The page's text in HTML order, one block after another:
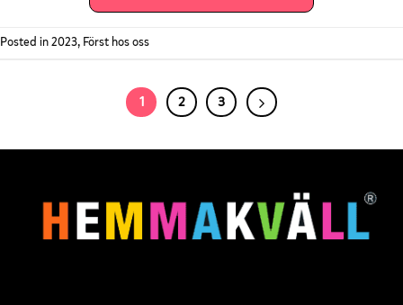
Posted in2023, Först hos oss
1 2 3